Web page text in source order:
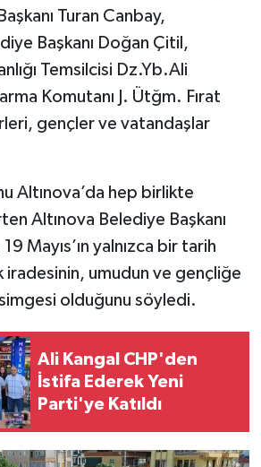
Turan Canbay,
Başkanı Doğan Çitil,
Temsilcisi Dz.Yb.Ali
Komutanı J. Ütğm. Fırat
gençler ve vatandaşlar
Altınova’da hep birlikte
Altınova Belediye Başkanı
Mayıs’ın yalnızca bir tarih
iradesinin, umudun ve gençliğe
olduğunu söyledi.
Ali Kangal CHP'den
İstifa Ederek Yeni
Parti'ye Katıldı